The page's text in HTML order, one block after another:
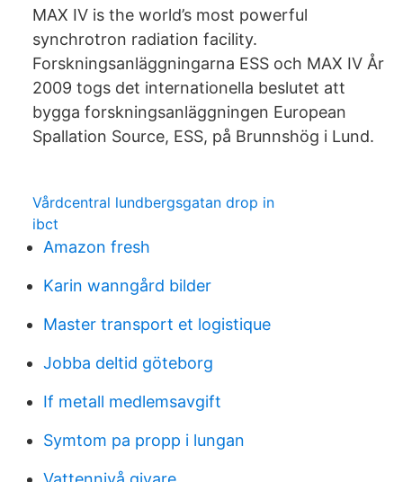
MAX IV is the world’s most powerful
synchrotron radiation facility.
Forskningsanläggningarna ESS och MAX IV År
2009 togs det internationella beslutet att
bygga forskningsanläggningen European
Spallation Source, ESS, på Brunnshög i Lund.
Vårdcentral lundbergsgatan drop in
ibct
Amazon fresh
Karin wanngård bilder
Master transport et logistique
Jobba deltid göteborg
If metall medlemsavgift
Symtom pa propp i lungan